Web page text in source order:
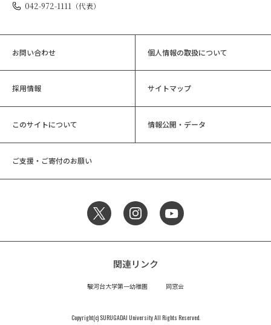
042-972-1111（代表）
お問い合わせ 個人情報の取扱について
採用情報 サイトマップ
このサイトについて 情報公開・データ
ご支援・ご寄付のお願い
関連リンク
駿河台大学第一幼稚園 同窓会
Copyright(c) SURUGADAI University All Rights Reserved.